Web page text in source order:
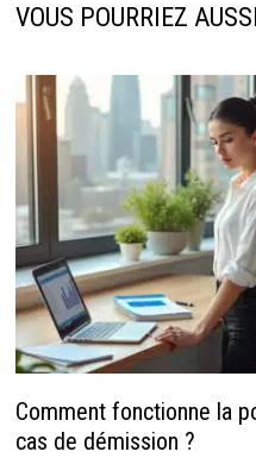
VOUS POURRIEZ
Comment fonctionne la
cas de démission ?